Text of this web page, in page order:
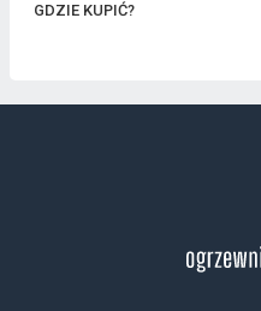
GDZIE KUPIĆ?